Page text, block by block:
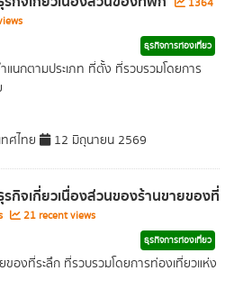
1364
ธุรกิจการท่องเที่ยว
แนกตามประเภท ที่ตั้ง ที่รวบรวมโดยการ
ศไทย 12 มิถุนายน 2569
กิจเกี่ยวเนื่องส่วนของร้านขายของที่
21 recent views
ธุรกิจการท่องเที่ยว
ของที่ระลึก ที่รวบรวมโดยการท่องเที่ยวแห่ง